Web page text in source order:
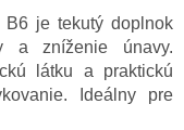
B6 je tekutý doplnok
a zníženie únavy.
látku a praktickú
Ideálny pre